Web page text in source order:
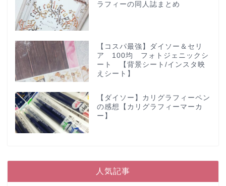
ラフィーの同人誌まとめ
【コスパ最強】ダイソー＆セリ
ア 100均 フォトジェニックシ
ート 【背景シート/インスタ映
えシート】
【ダイソー】カリグラフィーペン
の感想【カリグラフィーマーカ
ー】
人気記事